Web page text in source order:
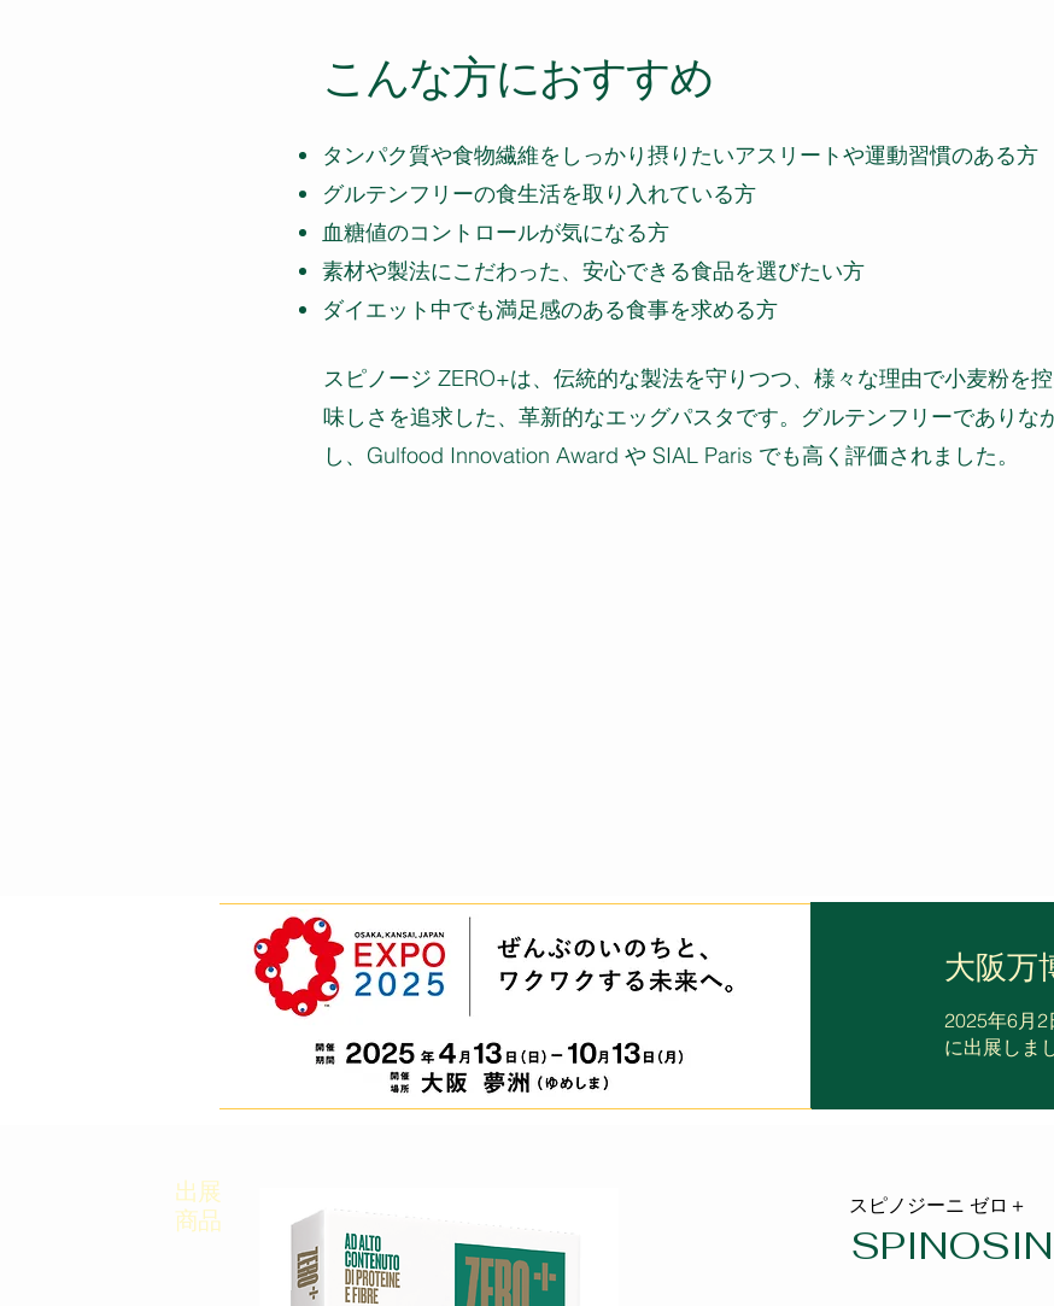
​こんな方におすすめ
タンパク質や食物繊維をしっかり摂りたいアスリートや運動習慣のある方
グルテンフリーの食生活を取り入れている方
血糖値のコントロールが気になる方
素材や製法にこだわった、安心できる食品を選びたい方
ダイエット中でも満足感のある食事を求める方
スピノージ ZERO+は、伝統的な製法を守りつつ、様々な理由で小麦粉を
味しさを追求した、革新的なエッグパスタです。グルテンフリーでありな
し、Gulfood Innovation Award や SIAL Paris でも高く評価されました。
大阪万
2025年6月2
に出展しま
出展
商品
​スピノジーニ ゼロ＋